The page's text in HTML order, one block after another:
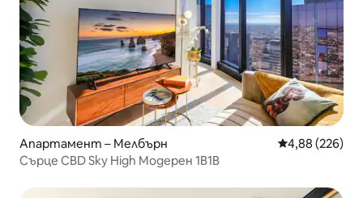
Апартамент – Мелбърн Средна
4,88 (226)
Сърце CBD Sky High Модерен 1B1B